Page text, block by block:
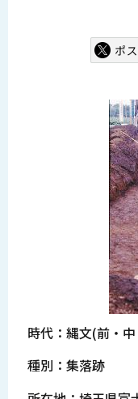
時代：縄文(前・
種別：集落跡